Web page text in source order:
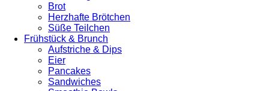
Brot
Herzhafte Brötchen
Süße Teilchen
Frühstück & Brunch
Aufstriche & Dips
Eier
Pancakes
Sandwiches